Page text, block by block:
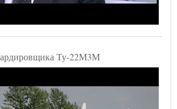
Ту-22М3М